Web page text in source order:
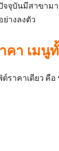
จุบันมีสาขามา
างลงตัว
คา เมนู
ราคาเดียว คือ